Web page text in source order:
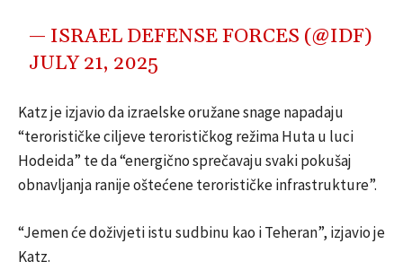
— ISRAEL DEFENSE FORCES (@IDF)
JULY 21, 2025
Katz je izjavio da izraelske oružane snage napadaju
“terorističke ciljeve terorističkog režima Huta u luci
Hodeida” te da “energično sprečavaju svaki pokušaj
obnavljanja ranije oštećene terorističke infrastrukture”.
“Jemen će doživjeti istu sudbinu kao i Teheran”, izjavio je
Katz.